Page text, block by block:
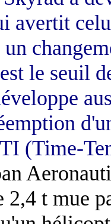
avertit
le seuil
(Time-
t mue